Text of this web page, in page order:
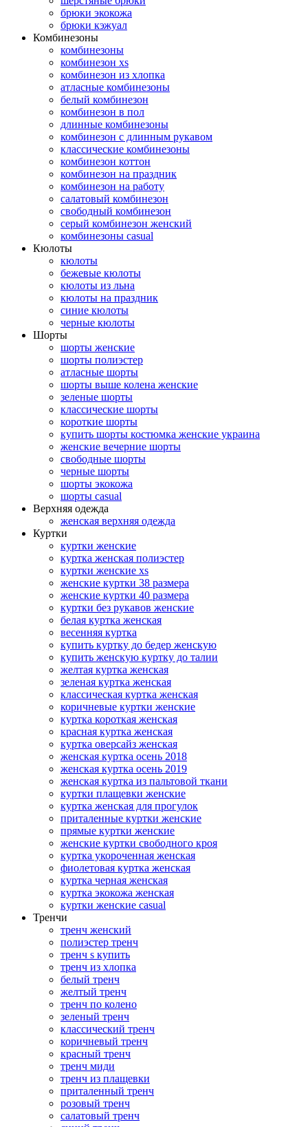
брюки экокожа
брюки кэжуал
Комбинезоны
комбинезоны
комбинезон xs
комбинезон из хлопка
атласные комбинезоны
белый комбинезон
комбинезон в пол
длинные комбинезоны
комбинезон с длинным рукавом
классические комбинезоны
комбинезон коттон
комбинезон на праздник
комбинезон на работу
салатовый комбинезон
свободный комбинезон
серый комбинезон женский
комбинезоны casual
Кюлоты
кюлоты
бежевые кюлоты
кюлоты из льна
кюлоты на праздник
синие кюлоты
черные кюлоты
Шорты
шорты женские
шорты полиэстер
атласные шорты
шорты выше колена женские
зеленые шорты
классические шорты
короткие шорты
купить шорты костюмка женские украина
женские вечерние шорты
свободные шорты
черные шорты
шорты экокожа
шорты casual
Верхняя одежда
женская верхняя одежда
Куртки
куртки женские
куртка женская полиэстер
куртки женские xs
женские куртки 38 размера
женские куртки 40 размера
куртки без рукавов женские
белая куртка женская
весенняя куртка
купить куртку до бедер женскую
купить женскую куртку до талии
желтая куртка женская
зеленая куртка женская
классическая куртка женская
коричневые куртки женские
куртка короткая женская
красная куртка женская
куртка оверсайз женская
женская куртка осень 2018
женская куртка осень 2019
женская куртка из пальтовой ткани
куртки плащевки женские
куртка женская для прогулок
приталенные куртки женские
прямые куртки женские
женские куртки свободного кроя
куртка укороченная женская
фиолетовая куртка женская
куртка черная женская
куртка экокожа женская
куртки женские casual
Тренчи
тренч женский
полиэстер тренч
тренч s купить
тренч из хлопка
белый тренч
желтый тренч
тренч по колено
зеленый тренч
классический тренч
коричневый тренч
красный тренч
тренч миди
тренч из плащевки
приталенный тренч
розовый тренч
салатовый тренч